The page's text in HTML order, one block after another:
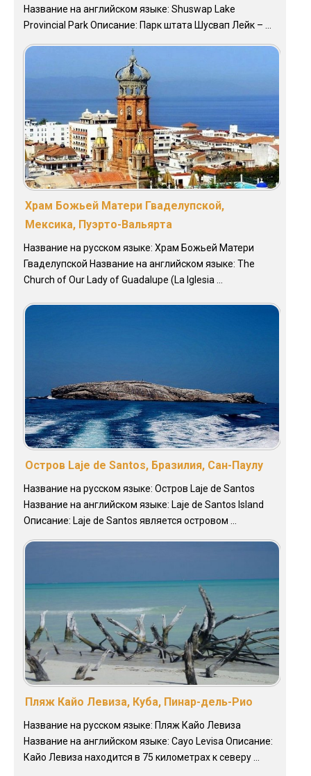
Название на английском языке: Shuswap Lake
Provincial Park Описание: Парк штата Шусвап Лейк – ...
Храм Божьей Матери Гваделупской,
Мексика, Пуэрто-Вальярта
Название на русском языке: Храм Божьей Матери
Гваделупской Название на английском языке: The
Church of Our Lady of Guadalupe (La Iglesia ...
Остров Laje de Santos, Бразилия, Сан-Паулу
Название на русском языке: Остров Laje de Santos
Название на английском языке: Laje de Santos Island
Описание: Laje de Santos является островом ...
Пляж Кайо Левиза, Куба, Пинар-дель-Рио
Название на русском языке: Пляж Кайо Левиза
Название на английском языке: Cayo Levisa Описание:
Кайо Левиза находится в 75 километрах к северу ...